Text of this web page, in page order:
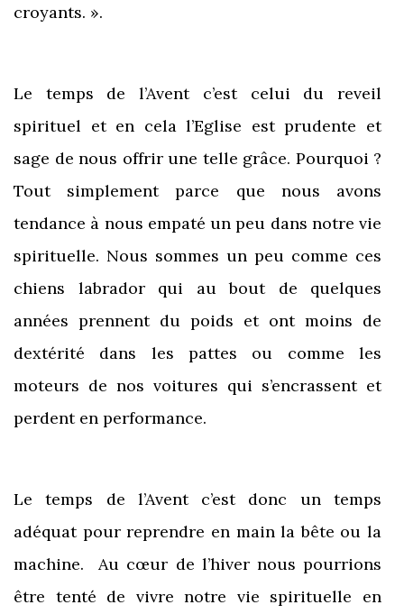
croyants. ».
Le temps de l’Avent c’est celui du reveil
spirituel et en cela l’Eglise est prudente et
sage de nous offrir une telle grâce. Pourquoi ?
Tout simplement parce que nous avons
tendance à nous empaté un peu dans notre vie
spirituelle. Nous sommes un peu comme ces
chiens labrador qui au bout de quelques
années prennent du poids et ont moins de
dextérité dans les pattes ou comme les
moteurs de nos voitures qui s’encrassent et
perdent en performance.
Le temps de l’Avent c’est donc un temps
adéquat pour reprendre en main la bête ou la
machine. Au cœur de l’hiver nous pourrions
être tenté de vivre notre vie spirituelle en